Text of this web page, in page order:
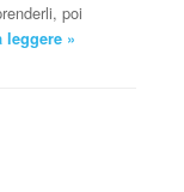
poi
leggere »